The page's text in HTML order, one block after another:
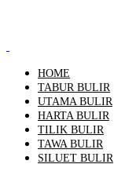
HOME
TABUR BULIR
UTAMA BULIR
HARTA BULIR
TILIK BULIR
TAWA BULIR
SILUET BULIR